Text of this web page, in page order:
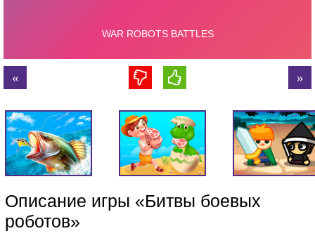
Описание игры «Битвы боевых
роботов»